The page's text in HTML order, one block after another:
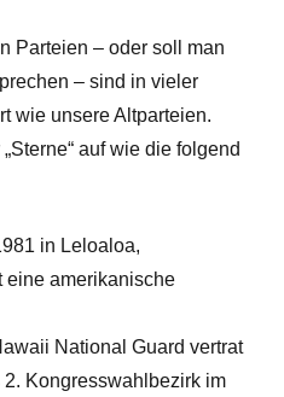
Parteien – oder soll man
– sind in vieler
wie unsere Altparteien.
auf wie die folgend
in Leloaloa,
eine amerikanische
National Guard vertrat
Kongresswahlbezirk im